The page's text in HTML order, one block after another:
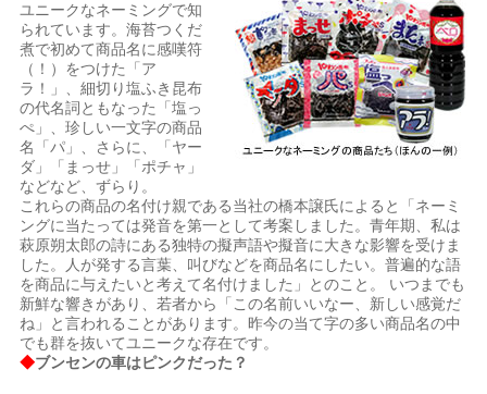
ユニークなネーミングで知
られています。海苔つくだ
煮で初めて商品名に感嘆符
（！）をつけた「ア
ラ！」、細切り塩ふき昆布
の代名詞ともなった「塩っ
ぺ」、珍しい一文字の商品
名「パ」、さらに、「ヤー
ダ」「まっせ」「ポチャ」
などなど、ずらり。
これらの商品の名付け親である当社の橋本譲氏によると「ネーミ
ングに当たっては発音を第一として考案しました。青年期、私は
萩原朔太郎の詩にある独特の擬声語や擬音に大きな影響を受けま
した。人が発する言葉、叫びなどを商品名にしたい。普遍的な語
を商品に与えたいと考えて名付けました」とのこと。 いつまでも
新鮮な響きがあり、若者から「この名前いいなー、新しい感覚だ
ね」と言われることがあります。昨今の当て字の多い商品名の中
でも群を抜いてユニークな存在です。
◆ブンセンの車はピンクだった？